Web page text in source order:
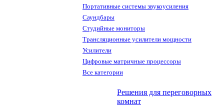
Портативные системы звукоусиления
Саундбары
Студийные мониторы
Трансляционные усилители мощности
Усилители
Цифровые матричные процессоры
Все категории
Решения для переговорных
комнат